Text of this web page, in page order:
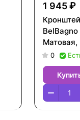
1 945 ₽
Матовая,
0